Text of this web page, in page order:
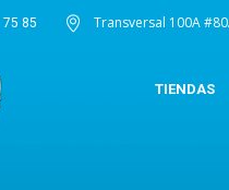
75 85 Transversal 100A
TIENDAS